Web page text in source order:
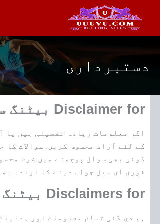
جائیں۔
دستبرداری
Disclaimer for بیٹنگ سائٹس
اگر معلومات زیادہ تفصیلی ہیں یا
کے لئے آزاد محسوس کریں. سوالات کا
کوئی بھی سوال پوچھنے میں شرم
فوری ای میل جواب دینے کا ارادہ
Disclaimers for بیٹنگ سائٹس
ہم دی گئی تمام معلومات اور